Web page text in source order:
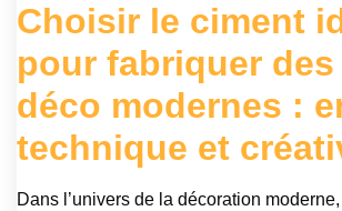
Choisir le ciment
pour fabriquer
déco modernes :
technique et
Dans l’univers de la décoration